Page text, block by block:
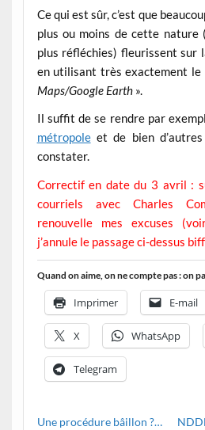
Ce qui est sûr, c’est que
plus ou moins de cette nature
plus réfléchies) fleurissent sur
en utilisant très exactement
Maps/Google Earth ».
Il suffit de se rendre par
métropoleet de bien
constater.
Correctif en date du 3 avril :
courriels avec Charles
renouvelle mes excuses
j’annule le passage ci-dessus
Quand on aime, on ne compte pas : on
Imprimer E-mail
X WhatsApp
Telegram
Une procédure bâillon ?…